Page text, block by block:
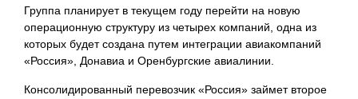
Группа планирует в текущем году перейти на новую
операционную структуру из четырех компаний, одна из
которых будет создана путем интеграции авиакомпаний
«Россия», Донавиа и Оренбургские авиалинии.
Консолидированный перевозчик «Россия» займет второе